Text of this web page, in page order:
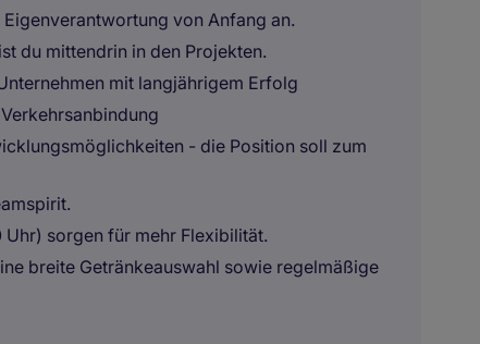
von Anfang an.
du mittendrin in den Projekten.
mit langjährigem Erfolg
- die Position soll zum
sorgen für mehr Flexibilität.
breite Getränkeauswahl sowie regelmäßige